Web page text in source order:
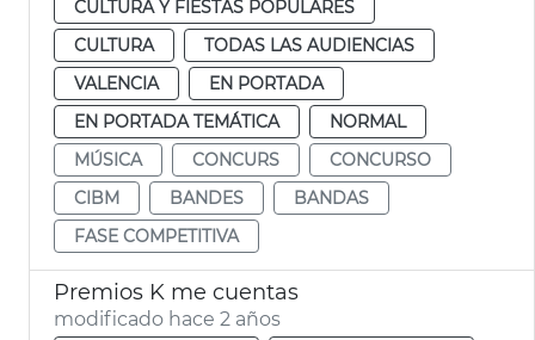
CULTURA Y FIESTAS POPULARES
CULTURA
TODAS LAS AUDIENCIAS
VALENCIA
EN PORTADA
EN PORTADA TEMÁTICA
NORMAL
MÚSICA
CONCURS
CONCURSO
CIBM
BANDES
BANDAS
FASE COMPETITIVA
Premios K me cuentas
modificado hace 2 años